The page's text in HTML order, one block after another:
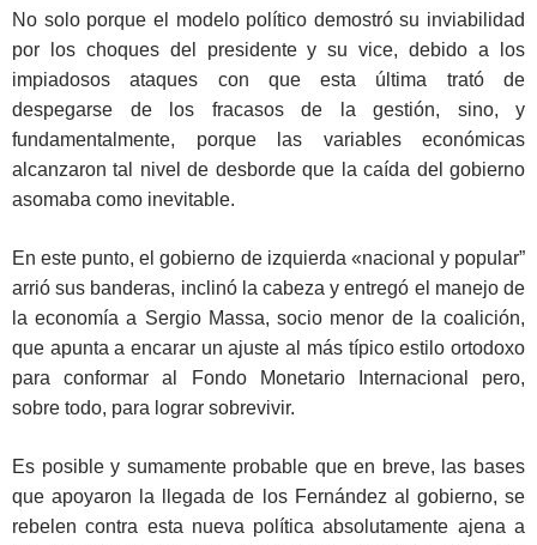
No solo porque el modelo político demostró su inviabilidad
por los choques del presidente y su vice, debido a los
impiadosos ataques con que esta última trató de
despegarse de los fracasos de la gestión, sino, y
fundamentalmente, porque las variables económicas
alcanzaron tal nivel de desborde que la caída del gobierno
asomaba como inevitable.
En este punto, el gobierno de izquierda «nacional y popular”
arrió sus banderas, inclinó la cabeza y entregó el manejo de
la economía a Sergio Massa, socio menor de la coalición,
que apunta a encarar un ajuste al más típico estilo ortodoxo
para conformar al Fondo Monetario Internacional pero,
sobre todo, para lograr sobrevivir.
Es posible y sumamente probable que en breve, las bases
que apoyaron la llegada de los Fernández al gobierno, se
rebelen contra esta nueva política absolutamente ajena a